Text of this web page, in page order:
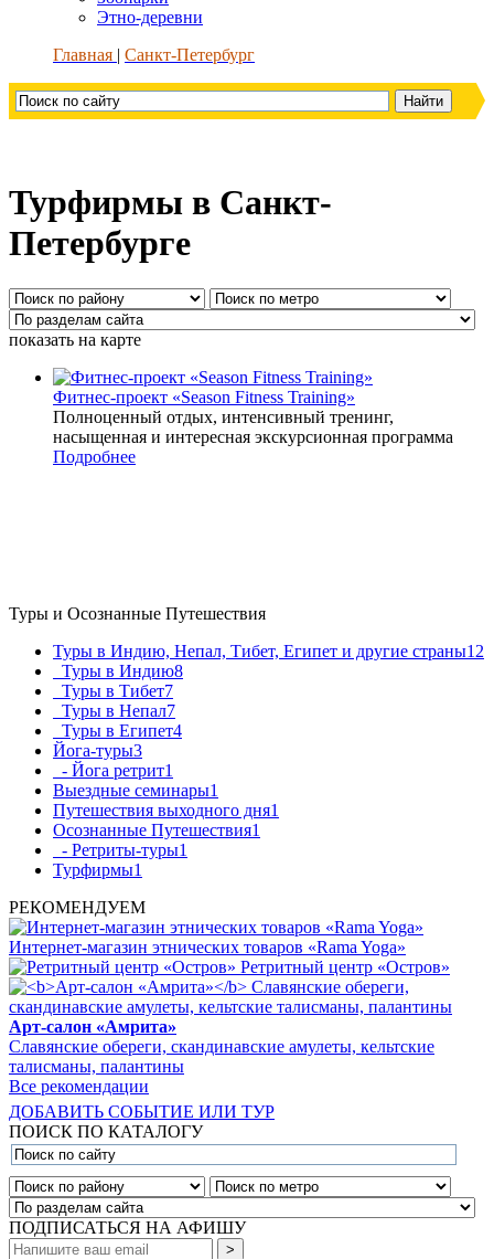
Этно-деревни
Главная
Санкт-Петербург
Турфирмы в Санкт-
Петербурге
показать на карте
Фитнес-проект «Season Fitness Training»
Полноценный отдых, интенсивный тренинг,
насыщенная и интересная экскурсионная программа
Подробнее
Туры и Осознанные Путешествия
Туры в Индию, Непал, Тибет, Египет и другие страны12
Туры в Индию8
Туры в Тибет7
Туры в Непал7
Туры в Египет4
Йога-туры3
- Йога ретрит1
Выездные семинары1
Путешествия выходного дня1
Осознанные Путешествия1
- Ретриты-туры1
Турфирмы1
РЕКОМЕНДУЕМ
Интернет-магазин этнических товаров «Rama Yoga»
Ретритный центр «Остров»
Арт-салон «Амрита»
Славянские обереги, скандинавские амулеты, кельтские
талисманы, палантины
Все рекомендации
ДОБАВИТЬ СОБЫТИЕ ИЛИ ТУР
ПОИСК ПО КАТАЛОГУ
ПОДПИСАТЬСЯ НА АФИШУ